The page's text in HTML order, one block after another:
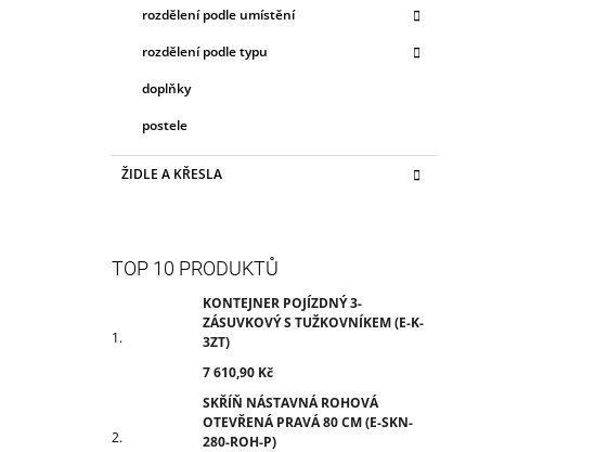
rozdělení podle umístění
rozdělení podle typu
doplňky
postele
ŽIDLE A KŘESLA
TOP 10 PRODUKTŮ
KONTEJNER POJÍZDNÝ 3-
ZÁSUVKOVÝ S TUŽKOVNÍKEM (E-K-
3ZT)
7 610,90 Kč
SKŘÍŇ NÁSTAVNÁ ROHOVÁ
OTEVŘENÁ PRAVÁ 80 CM (E-SKN-
280-ROH-P)